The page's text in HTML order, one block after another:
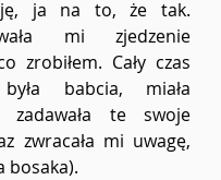
ja na to, że tak.
mi zjedzenie
zrobiłem. Cały czas
babcia, miała
zadawała te swoje
zwracała mi uwagę,
bosaka).